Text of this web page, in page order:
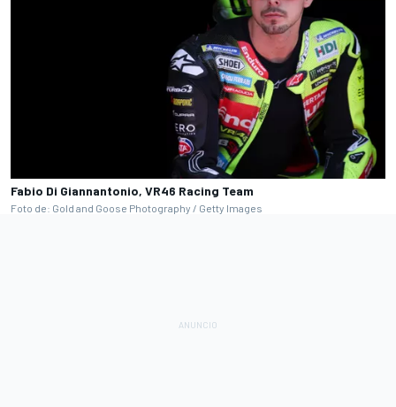
Fabio Di Giannantonio, VR46 Racing Team
Foto de: Gold and Goose Photography / Getty Images